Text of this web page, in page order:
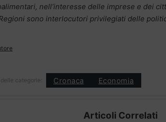
nell’interesse delle imprese e dei
sono interlocutori privilegiati delle
categorie: Cronaca Economia
Articoli Correlati